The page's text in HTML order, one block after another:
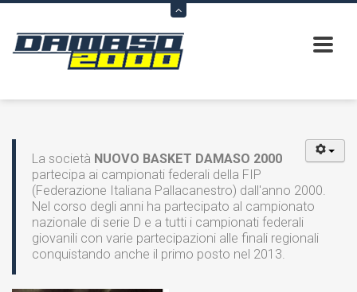
La società NUOVO BASKET DAMASO 2000
partecipa ai campionati federali della FIP
(Federazione Italiana Pallacanestro) dall'anno 2000.
Nel corso degli anni ha partecipato al campionato
nazionale di serie D e a tutti i campionati federali
giovanili con varie partecipazioni alle finali regionali
conquistando anche il primo posto nel 2013.